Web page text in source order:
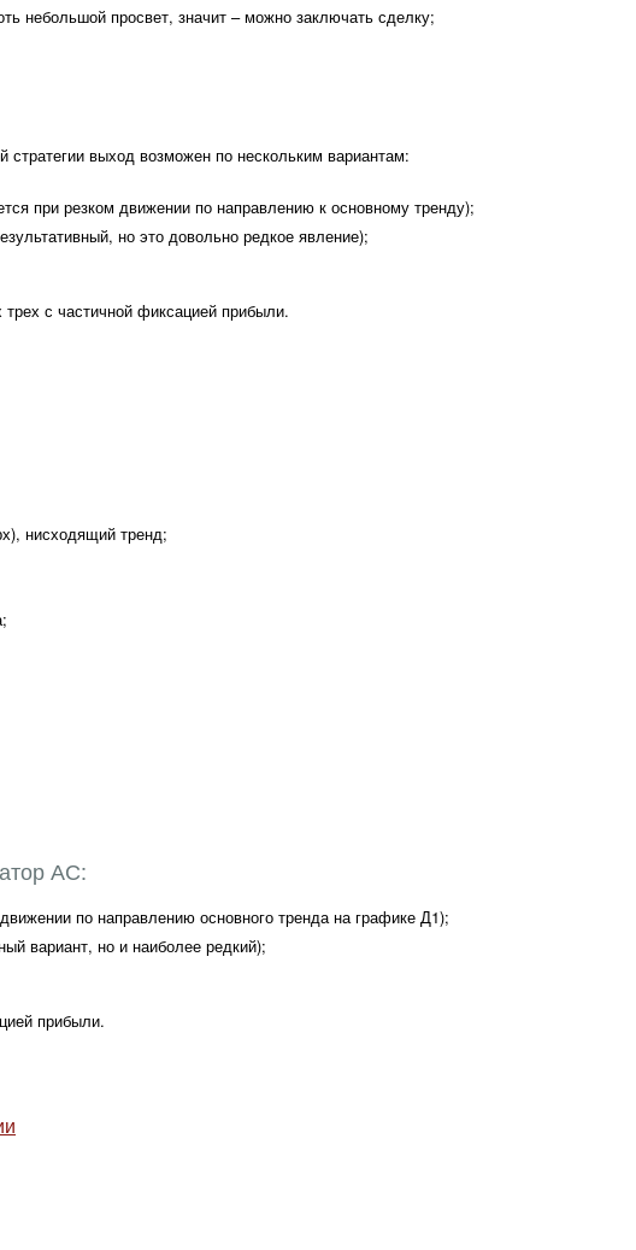
небольшой просвет, значит – можно заключать сделку;
выход возможен по нескольким вариантам:
при резком движении по направлению к основному тренду);
но это довольно редкое явление);
с частичной фиксацией прибыли.
нисходящий тренд;
АС:
по направлению основного тренда на графике Д1);
вариант, но и наиболее редкий);
прибыли.